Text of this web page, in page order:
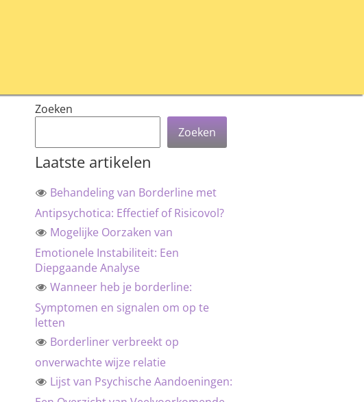
Zoeken
Zoeken
Laatste artikelen
Behandeling van Borderline met
Antipsychotica: Effectief of Risicovol?
Mogelijke Oorzaken van
Emotionele Instabiliteit: Een
Diepgaande Analyse
Wanneer heb je borderline:
Symptomen en signalen om op te
letten
Borderliner verbreekt op
onverwachte wijze relatie
Lijst van Psychische Aandoeningen: